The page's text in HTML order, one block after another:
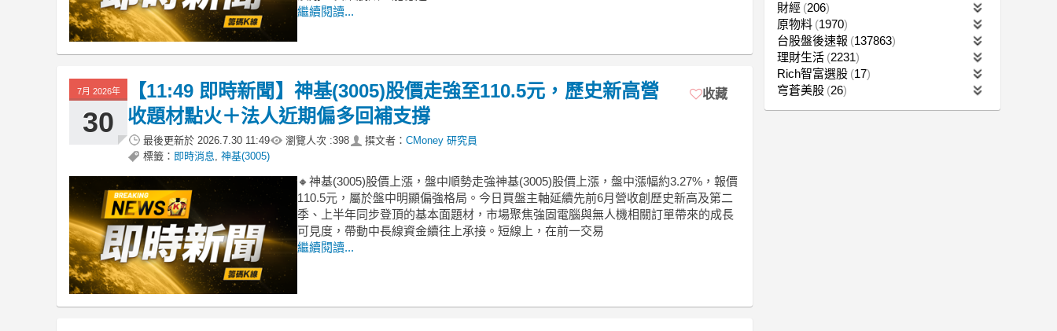
繼續閱讀...
7月 2026年
30
【11:49 即時新聞】神基(3005)股價走強至110.5元，歷史新高營
收題材點火＋法人近期偏多回補支撐
最後更新於 2026.7.30 11:49 瀏覽人次 :398 撰文者： CMoney 研究員
標籤： 即時消息 神基(3005)
收藏
🔸神基(3005)股價上漲，盤中順勢走強神基(3005)股價上漲，盤中漲幅約3.27%，報價
110.5元，屬於盤中明顯偏強格局。今日買盤主軸延續先前6月營收創歷史新高及第二
季、上半年同步登頂的基本面題材，市場聚焦強固電腦與無人機相關訂單帶來的成長
可見度，帶動中長線資金續往上承接。短線上，在前一交易
繼續閱讀...
財經 206
原物料 1970
台股盤後速報 137863
理財生活 2231
Rich智富選股 17
穹蒼美股 26